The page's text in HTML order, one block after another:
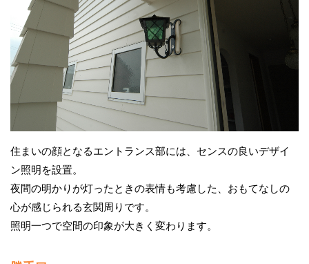
住まいの顔となるエントランス部には、センスの良いデザイ
ン照明を設置。
夜間の明かりが灯ったときの表情も考慮した、おもてなしの
心が感じられる玄関周りです。
照明一つで空間の印象が大きく変わります。